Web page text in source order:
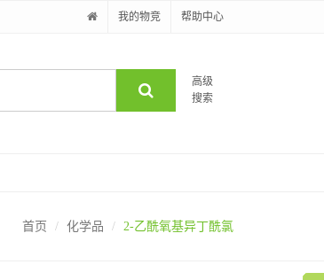
我的物竞 帮助中心
高级
搜索
首页 化学品 2-乙酰氧基异丁酰氯